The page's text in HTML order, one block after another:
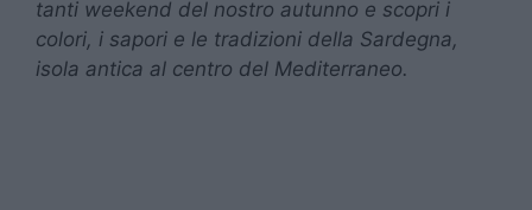
tanti weekend del nostro autunno e scopri i
colori, i sapori e le tradizioni della Sardegna,
isola antica al centro del Mediterraneo.